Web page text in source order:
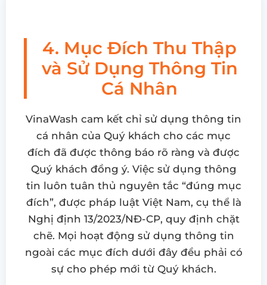
4. Mục Đích Thu Thập
và Sử Dụng Thông Tin
Cá Nhân
VinaWash cam kết chỉ sử dụng thông tin
cá nhân của Quý khách cho các mục
đích đã được thông báo rõ ràng và được
Quý khách đồng ý. Việc sử dụng thông
tin luôn tuân thủ nguyên tắc “đúng mục
đích”, được pháp luật Việt Nam, cụ thể là
Nghị định 13/2023/NĐ-CP, quy định chặt
chẽ. Mọi hoạt động sử dụng thông tin
ngoài các mục đích dưới đây đều phải có
sự cho phép mới từ Quý khách.